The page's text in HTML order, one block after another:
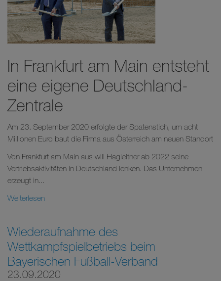
In Frankfurt am Main entsteht
eine eigene Deutschland-
Zentrale
Am 23. September 2020 erfolgte der Spatenstich, um acht
Millionen Euro baut die Firma aus Österreich am neuen Standort
Von Frankfurt am Main aus will Hagleitner ab 2022 seine
Vertriebsaktivitäten in Deutschland lenken. Das Unternehmen
erzeugt in...
Weiterlesen
Wiederaufnahme des
Wettkampfspielbetriebs beim
Bayerischen Fußball-Verband
23.09.2020